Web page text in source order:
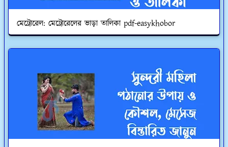
মেট্রোরেল: মেট্রোরেলের ভাড়া তালিকা pdf-easykhobor